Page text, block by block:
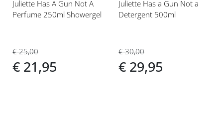
Juliette Has A Gun Not A
Perfume 250ml Showergel
€ 25,00
€ 21,95
Juliette Has a Gun Not a
Detergent 500ml
€ 30,00
€ 29,95